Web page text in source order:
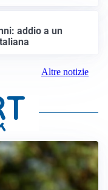
addio a un
Altre notizie